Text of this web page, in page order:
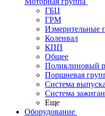
ГБЦ
ГРМ
Измерительные
Коленвал
КПП
Общее
Поликлиновый
Поршневая
Система выпуска
Система
Еще
Оборудование